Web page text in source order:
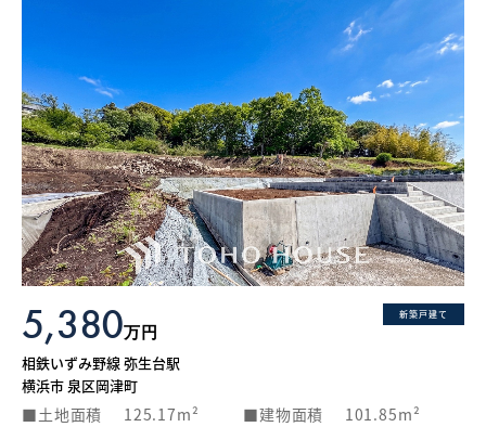
新築戸建て
5,380万円
相鉄いずみ野線 弥生台駅
横浜市 泉区岡津町
土地面積 125.17m² 建物面積
101.85m²